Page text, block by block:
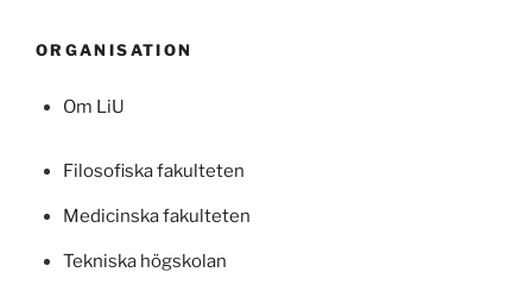
ORGANISATION
Om LiU
Filosofiska fakulteten
Medicinska fakulteten
Tekniska högskolan